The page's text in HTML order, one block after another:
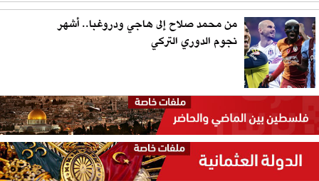
من محمد صلاح إلى هاجي ودروغبا.. أشهر
نجوم الدوري التركي